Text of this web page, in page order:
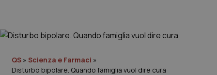
Cronache
QS » Scienza e Farmaci »
Disturbo bipolare. Quando famiglia vuol dire cura